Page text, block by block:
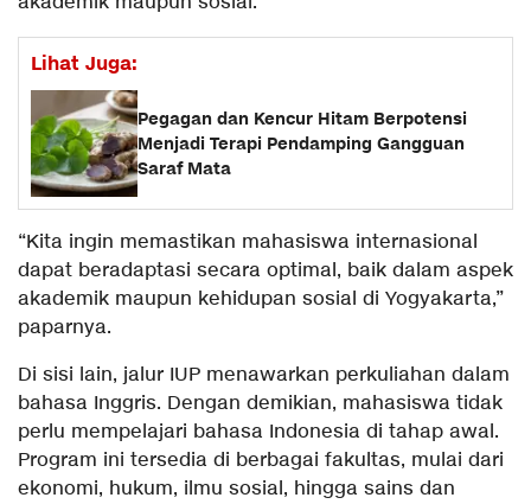
Lihat Juga:
Pegagan dan Kencur Hitam Berpotensi
Menjadi Terapi Pendamping Gangguan
Saraf Mata
“Kita ingin memastikan mahasiswa internasional
dapat beradaptasi secara optimal, baik dalam aspek
akademik maupun kehidupan sosial di Yogyakarta,”
paparnya.
Di sisi lain, jalur IUP menawarkan perkuliahan dalam
bahasa Inggris. Dengan demikian, mahasiswa tidak
perlu mempelajari bahasa Indonesia di tahap awal.
Program ini tersedia di berbagai fakultas, mulai dari
ekonomi, hukum, ilmu sosial, hingga sains dan